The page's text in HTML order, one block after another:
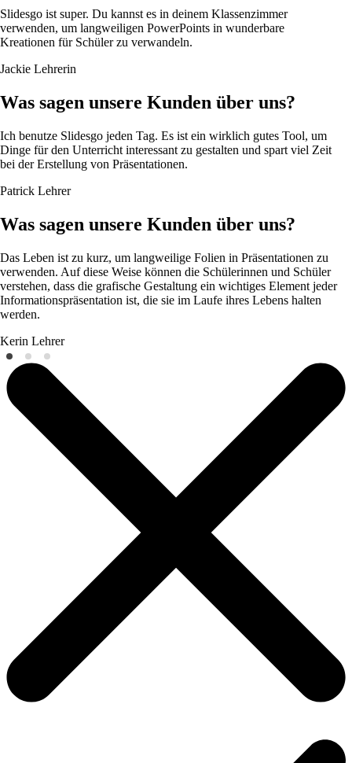
Slidesgo ist super. Du kannst es in deinem Klassenzimmer
verwenden, um langweiligen PowerPoints in wunderbare
Kreationen für Schüler zu verwandeln.
Jackie Lehrerin
Was sagen unsere Kunden über uns?
Ich benutze Slidesgo jeden Tag. Es ist ein wirklich gutes Tool, um
Dinge für den Unterricht interessant zu gestalten und spart viel Zeit
bei der Erstellung von Präsentationen.
Patrick Lehrer
Was sagen unsere Kunden über uns?
Das Leben ist zu kurz, um langweilige Folien in Präsentationen zu
verwenden. Auf diese Weise können die Schülerinnen und Schüler
verstehen, dass die grafische Gestaltung ein wichtiges Element jeder
Informationspräsentation ist, die sie im Laufe ihres Lebens halten
werden.
Kerin Lehrer